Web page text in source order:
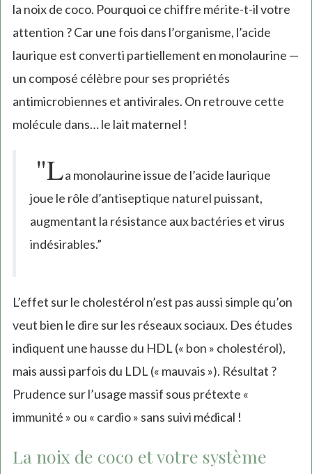
la noix de coco. Pourquoi ce chiffre mérite-t-il votre
attention ? Car une fois dans l’organisme, l’acide
laurique est converti partiellement en monolaurine —
un composé célèbre pour ses propriétés
antimicrobiennes et antivirales. On retrouve cette
molécule dans… le lait maternel !
"La monolaurine issue de l’acide laurique
joue le rôle d’antiseptique naturel puissant,
augmentant la résistance aux bactéries et virus
indésirables.”
L’effet sur le cholestérol n’est pas aussi simple qu’on
veut bien le dire sur les réseaux sociaux. Des études
indiquent une hausse du HDL (« bon » cholestérol),
mais aussi parfois du LDL (« mauvais »). Résultat ?
Prudence sur l’usage massif sous prétexte «
immunité » ou « cardio » sans suivi médical !
La noix de coco et votre système